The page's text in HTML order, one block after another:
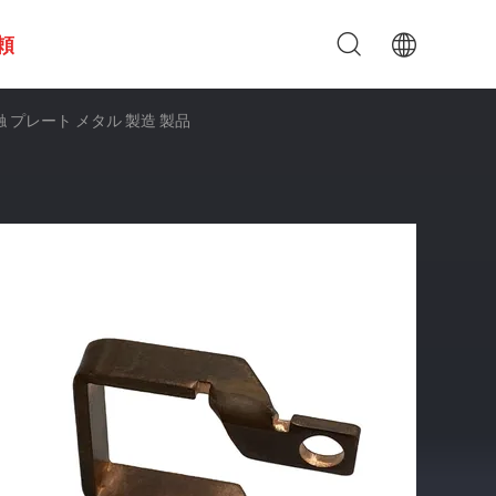
プレート メタル 製造 製品